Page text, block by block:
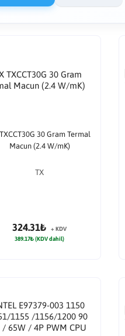
30 Gram Termal
Macun (2.4 W/mK)
TX
324.31₺
+ KDV
389.17₺ (KDV dahil)